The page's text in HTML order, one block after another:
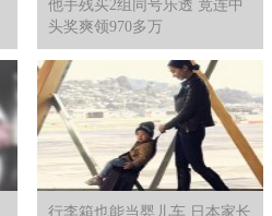
他手残买2组同号乐透 竟连中
头奖爽领970多万
行李箱也能当婴儿车 日本家长